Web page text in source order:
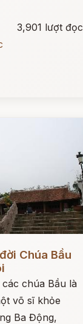
3,901 lượt đọc
Chúa Bầu
chúa Bầu là
võ sĩ khỏe
Ba Động,